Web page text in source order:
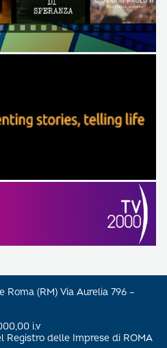
Roma (RM) Via Aurelia 796 –
i.v
Registro delle Imprese di ROMA